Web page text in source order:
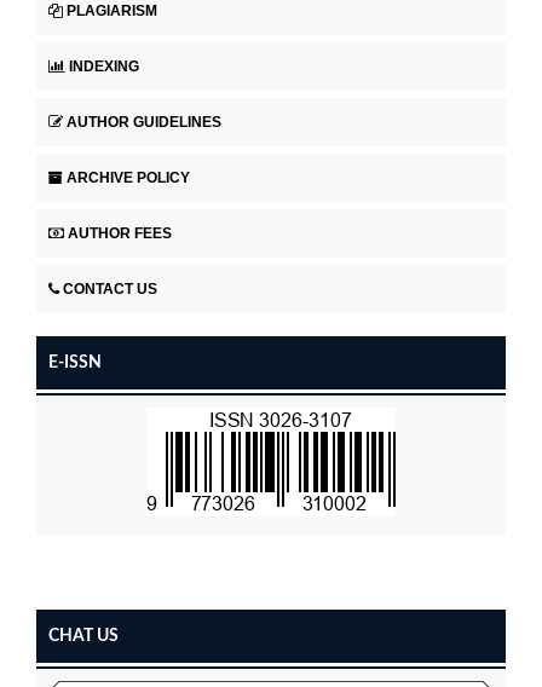
PLAGIARISM
INDEXING
AUTHOR GUIDELINES
ARCHIVE POLICY
AUTHOR FEES
CONTACT US
E-ISSN
CHAT US